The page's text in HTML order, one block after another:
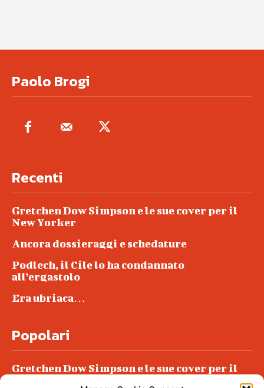
Paolo Brogi
Recenti
Gretchen Dow Simpson e le sue cover per il
New Yorker
Ancora dossieraggi e schedature
Podlech, il Cile lo ha condannato
all’ergastolo
Era ubriaca…
Popolari
Gretchen Dow Simpson e le sue cover per il